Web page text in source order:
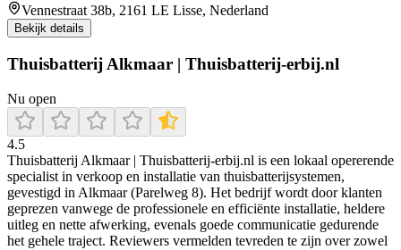
Vennestraat 38b, 2161 LE Lisse, Nederland
Bekijk details
Thuisbatterij Alkmaar | Thuisbatterij-erbij.nl
Nu open
4.5
Thuisbatterij Alkmaar | Thuisbatterij‑erbij.nl is een lokaal opererende
specialist in verkoop en installatie van thuisbatterijsystemen,
gevestigd in Alkmaar (Parelweg 8). Het bedrijf wordt door klanten
geprezen vanwege de professionele en efficiënte installatie, heldere
uitleg en nette afwerking, evenals goede communicatie gedurende
het gehele traject. Reviewers vermelden tevreden te zijn over zowel